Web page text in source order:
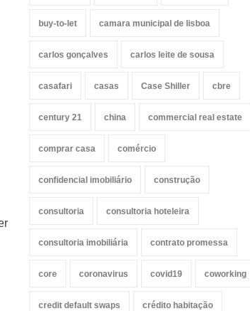
buy-to-let camara municipal de lisboa
carlos gonçalves carlos leite de sousa
casafari casas Case Shiller cbre
century 21 china commercial real estate
comprar casa comércio
confidencial imobiliário construção
consultoria consultoria hoteleira
consultoria imobiliária contrato promessa
core coronavirus covid19 coworking
credit default swaps crédito habitação